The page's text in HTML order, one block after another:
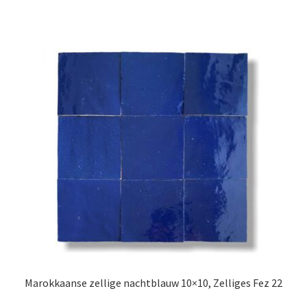
Marokkaanse zellige nachtblauw 10×10, Zelliges Fez 22